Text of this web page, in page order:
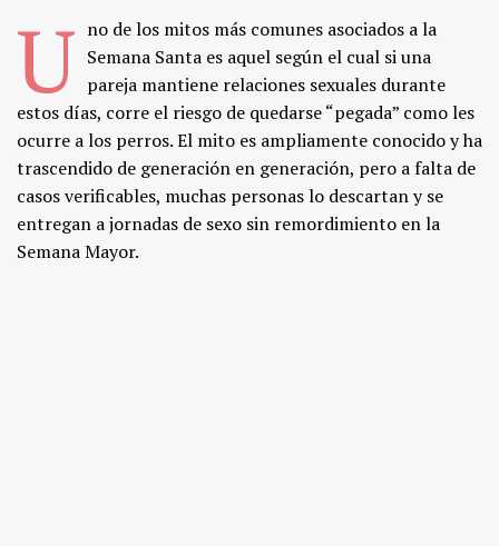
U no de los mitos más comunes asociados a la
Semana Santa es aquel según el cual si una
pareja mantiene relaciones sexuales durante
estos días, corre el riesgo de quedarse “pegada” como les
ocurre a los perros. El mito es ampliamente conocido y ha
trascendido de generación en generación, pero a falta de
casos verificables, muchas personas lo descartan y se
entregan a jornadas de sexo sin remordimiento en la
Semana Mayor.